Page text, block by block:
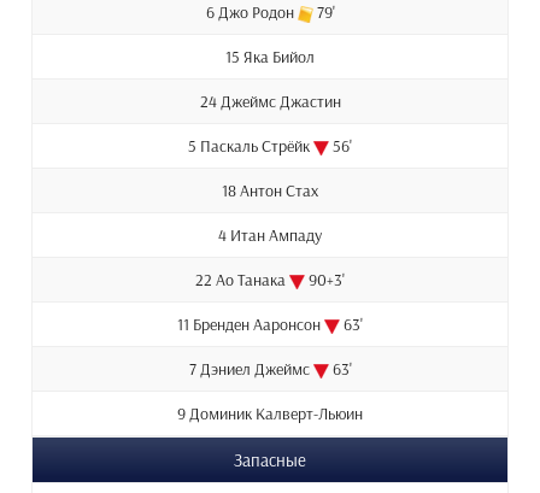
6 Джо Родон 79'
15 Яка Бийол
24 Джеймс Джастин
5 Паскаль Стрёйк 56'
18 Антон Стах
4 Итан Ампаду
22 Ао Танака 90+3'
11 Бренден Ааронсон 63'
7 Дэниел Джеймс 63'
9 Доминик Калверт-Льюин
Запасные